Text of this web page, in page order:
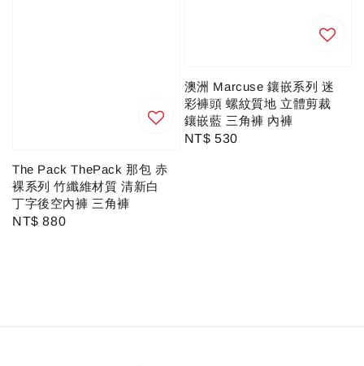
The Pack ThePack 那包 赤
裸系列 竹纖維材質 清新白
丁字後空內褲 三角褲
Regular
NT$ 880
澳洲 Marcuse 鑲嵌系列 迷
彩褲頭 螺紋質地 立體剪裁
鑲嵌藍 三角褲 內褲
Regular
NT$ 530